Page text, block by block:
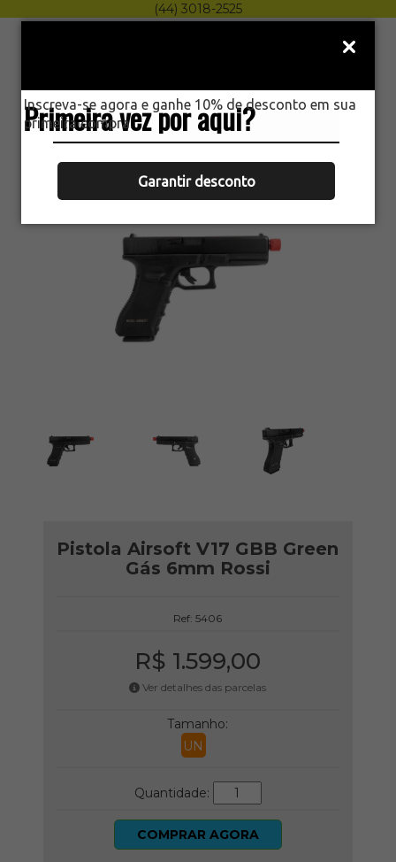
Primeira vez por aqui?
Inscreva-se agora e ganhe 10% de desconto em sua
primeira compra.
Garantir desconto
(44) 3018-2525
Menu
HOME
PISTOLA AIRSOFT V17 GBB GREEN GÁS
6MM ROSSI
Pistola Airsoft V17 GBB Green
Gás 6mm Rossi
Ref: 5406
R$ 1.599,00
Ver detalhes das parcelas
Tamanho:
UN
Quantidade:
COMPRAR AGORA